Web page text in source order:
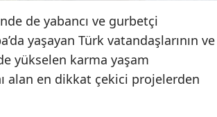
de yabancı ve gurbetçi
yaşayan Türk vatandaşlarının ve
yükselen karma yaşam
alan en dikkat çekici projelerden